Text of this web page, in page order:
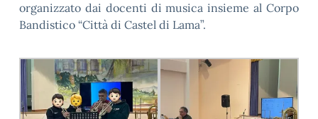
organizzato dai docenti di musica insieme al Corpo
Bandistico “Città di Castel di Lama”.